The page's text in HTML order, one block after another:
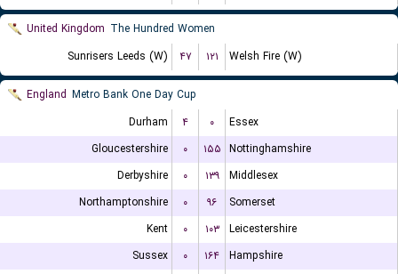
United Kingdom The Hundred Women
Sunrisers Leeds (W)
۴۷ ۱۲۱ Welsh Fire (W)
England Metro Bank One Day Cup
Durham
۴ ۰
Essex
Gloucestershire
۰ ۱۵۵ Nottinghamshire
Derbyshire
۰ ۱۳۹
Middlesex
Northamptonshire
۰ ۹۶
Somerset
Kent
۰ ۱۰۳
Leicestershire
Sussex
۰ ۱۶۴ Hampshire